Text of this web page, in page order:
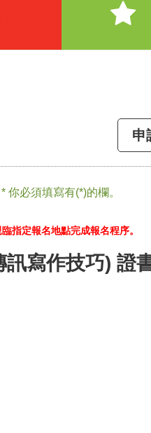
申
* 你必須填寫有(*)的欄。
指定報名地點完成報名程序。
寫作技巧) 證